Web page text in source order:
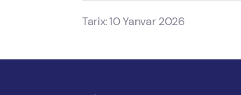
Tarix: 10 Yanvar 2026